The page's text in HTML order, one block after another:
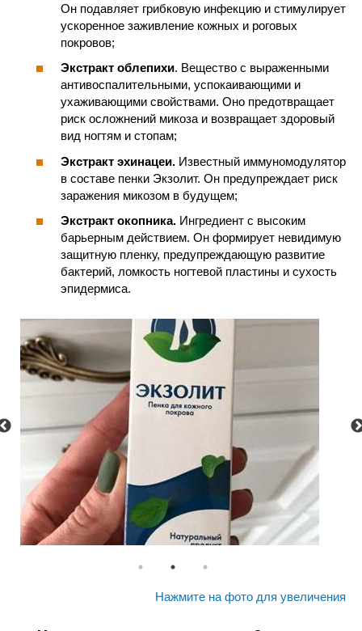
Он подавляет грибковую инфекцию и стимулирует
ускоренное заживление кожных и роговых
покровов;
Экстракт облепихи. Вещество с выраженными
антивоспалительными, успокаивающими и
ухаживающими свойствами. Оно предотвращает
риск осложнений микоза и возвращает здоровый
вид ногтям и стопам;
Экстракт эхинацеи. Известный иммуномодулятор
в составе пенки Экзолит. Он предупреждает риск
заражения микозом в будущем;
Экстракт окопника. Ингредиент с высоким
барьерным действием. Он формирует невидимую
защитную пленку, предупреждающую развитие
бактерий, ломкость ногтевой пластины и сухость
эпидермиса.
Нажмите на фото для увеличения